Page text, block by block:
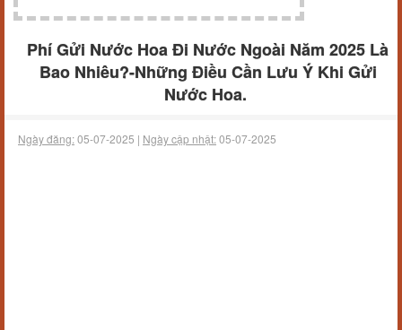
Phí Gửi Nước Hoa Đi Nước Ngoài Năm 2025 Là
Bao Nhiêu?-Những Điều Cần Lưu Ý Khi Gửi
Nước Hoa.
Ngày đăng:05-07-2025 | Ngày cập nhật:05-07-2025